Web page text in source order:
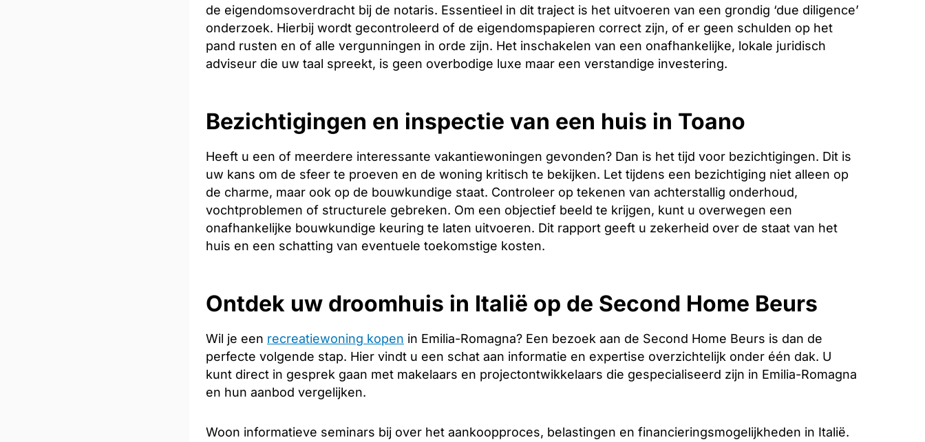
de eigendomsoverdracht bij de notaris. Essentieel in dit traject is het uitvoeren van een grondig ‘due diligence’
onderzoek. Hierbij wordt gecontroleerd of de eigendomspapieren correct zijn, of er geen schulden op het
pand rusten en of alle vergunningen in orde zijn. Het inschakelen van een onafhankelijke, lokale juridisch
adviseur die uw taal spreekt, is geen overbodige luxe maar een verstandige investering.
Bezichtigingen en inspectie van een huis in Toano
Heeft u een of meerdere interessante vakantiewoningen gevonden? Dan is het tijd voor bezichtigingen. Dit is
uw kans om de sfeer te proeven en de woning kritisch te bekijken. Let tijdens een bezichtiging niet alleen op
de charme, maar ook op de bouwkundige staat. Controleer op tekenen van achterstallig onderhoud,
vochtproblemen of structurele gebreken. Om een objectief beeld te krijgen, kunt u overwegen een
onafhankelijke bouwkundige keuring te laten uitvoeren. Dit rapport geeft u zekerheid over de staat van het
huis en een schatting van eventuele toekomstige kosten.
Ontdek uw droomhuis in Italië op de Second Home Beurs
Wil je een recreatiewoning kopen in Emilia-Romagna? Een bezoek aan de Second Home Beurs is dan de
perfecte volgende stap. Hier vindt u een schat aan informatie en expertise overzichtelijk onder één dak. U
kunt direct in gesprek gaan met makelaars en projectontwikkelaars die gespecialiseerd zijn in Emilia-Romagna
en hun aanbod vergelijken.
Woon informatieve seminars bij over het aankoopproces, belastingen en financieringsmogelijkheden in Italië.